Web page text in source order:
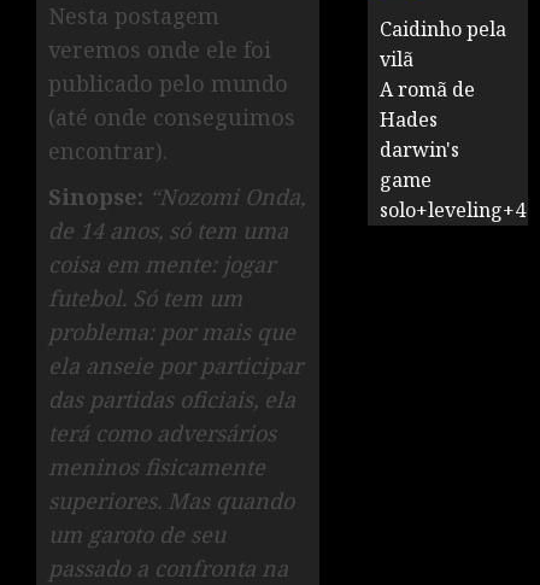
Nesta postagem
veremos onde ele foi
publicado pelo mundo
(até onde conseguimos
encontrar).
Sinopse: “Nozomi Onda,
de 14 anos, só tem uma
coisa em mente: jogar
futebol. Só tem um
problema: por mais que
ela anseie por participar
das partidas oficiais, ela
terá como adversários
meninos fisicamente
superiores. Mas quando
um garoto de seu
passado a confronta na
Caidinho pela
vilã
A romã de
Hades
darwin's
game
solo+leveling+4